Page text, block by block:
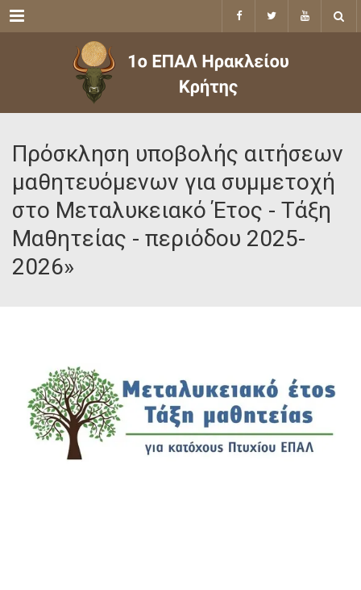
Menu
Πρόσκληση υποβολής αιτήσεων
μαθητευόμενων για συμμετοχή
στο Μεταλυκειακό Έτος - Τάξη
Μαθητείας - περιόδου 2025-
2026»